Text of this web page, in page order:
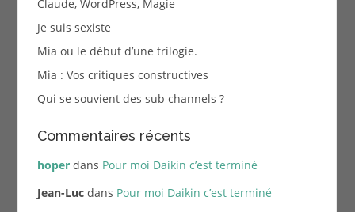
Claude, WordPress, Magie
Je suis sexiste
Mia ou le début d’une trilogie.
Mia : Vos critiques constructives
Qui se souvient des sub channels ?
Commentaires récents
hoperdans Pour moi Daikin c’est terminé
Jean-Lucdans Pour moi Daikin c’est terminé